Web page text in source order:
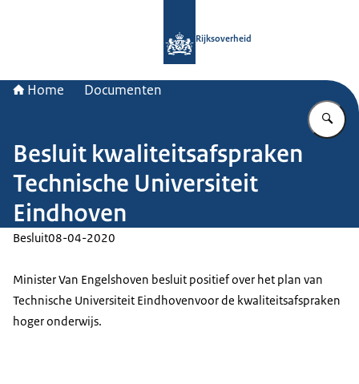
Rijksoverheid
Home Documenten
Besluit kwaliteitsafspraken
Technische Universiteit
Eindhoven
Besluit08-04-2020
Minister Van Engelshoven besluit positief over het plan van
Technische Universiteit Eindhovenvoor de kwaliteitsafspraken
hoger onderwijs.